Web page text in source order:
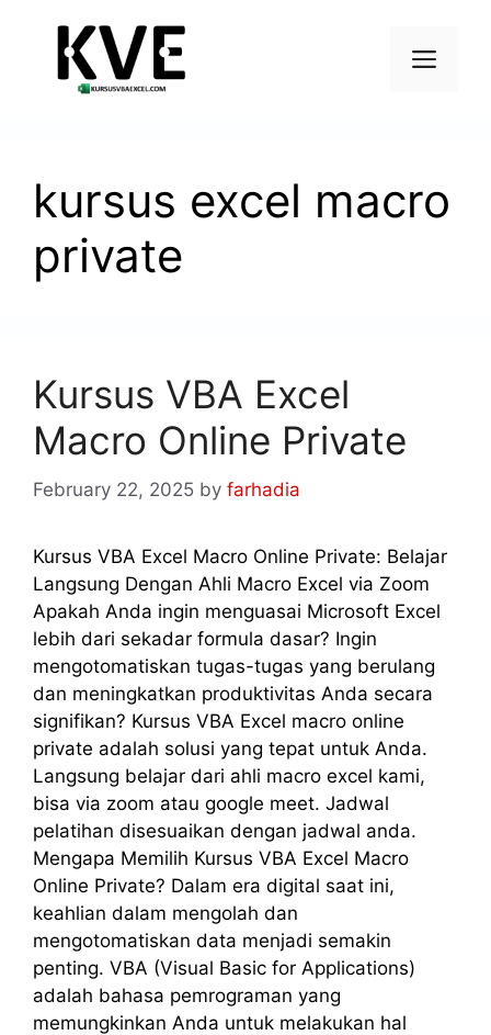
kursus excel macro
private
Kursus VBA Excel
Macro Online Private
February 22, 2025 by farhadia
Kursus VBA Excel Macro Online Private: Belajar
Langsung Dengan Ahli Macro Excel via Zoom
Apakah Anda ingin menguasai Microsoft Excel
lebih dari sekadar formula dasar? Ingin
mengotomatiskan tugas-tugas yang berulang
dan meningkatkan produktivitas Anda secara
signifikan? Kursus VBA Excel macro online
private adalah solusi yang tepat untuk Anda.
Langsung belajar dari ahli macro excel kami,
bisa via zoom atau google meet. Jadwal
pelatihan disesuaikan dengan jadwal anda.
Mengapa Memilih Kursus VBA Excel Macro
Online Private? Dalam era digital saat ini,
keahlian dalam mengolah dan
mengotomatiskan data menjadi semakin
penting. VBA (Visual Basic for Applications)
adalah bahasa pemrograman yang
memungkinkan Anda untuk melakukan hal